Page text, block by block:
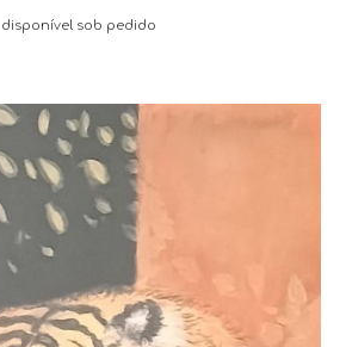
disponível sob pedido